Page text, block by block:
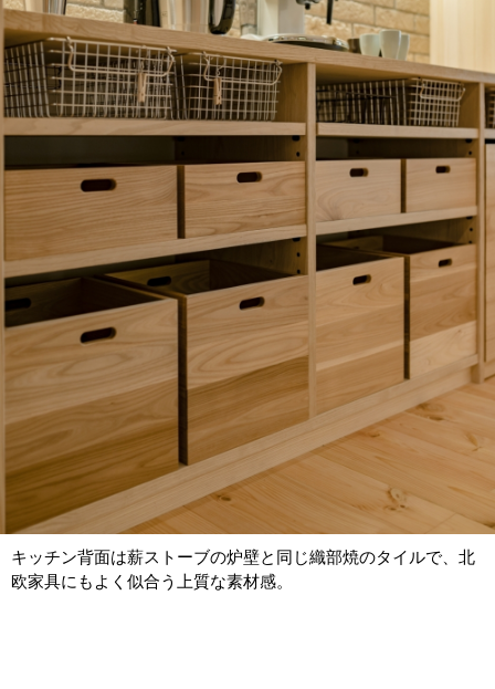
キッチン背面は薪ストーブの炉壁と同じ織部焼のタイルで、北
欧家具にもよく似合う上質な素材感。